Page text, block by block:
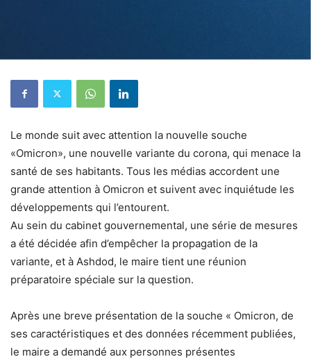
Le monde suit avec attention la nouvelle souche
«Omicron», une nouvelle variante du corona, qui menace la
santé de ses habitants. Tous les médias accordent une
grande attention à Omicron et suivent avec inquiétude les
développements qui l’entourent.
Au sein du cabinet gouvernemental, une série de mesures
a été décidée afin d’empêcher la propagation de la
variante, et à Ashdod, le maire tient une réunion
préparatoire spéciale sur la question.
Après une breve présentation de la souche « Omicron, de
ses caractéristiques et des données récemment publiées,
le maire a demandé aux personnes présentes